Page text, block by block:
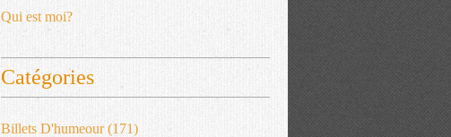
Qui est moi?
Catégories
Billets D'humeour(171)